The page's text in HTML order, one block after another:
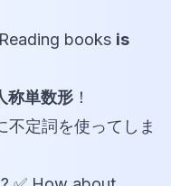
books is
称単数形 ！
定詞を使ってしま